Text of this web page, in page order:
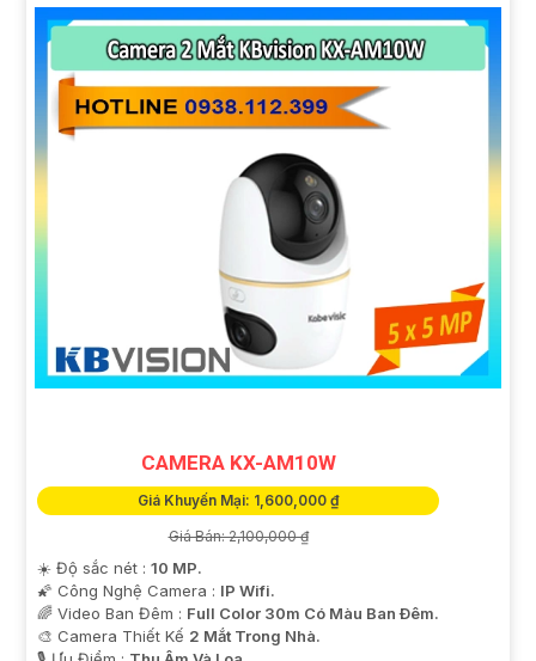
CAMERA KX-AM10W
Giá Khuyến Mại: 1,600,000 ₫
Giá Bán: 2,100,000 ₫
☀️ Độ sắc nét : 10 MP.
🌠 Công Nghệ Camera : IP Wifi.
🌈 Video Ban Đêm : Full Color 30m Có Màu Ban Ðêm.
🎨 Camera Thiết Kế 2 Mắt Trong Nhà.